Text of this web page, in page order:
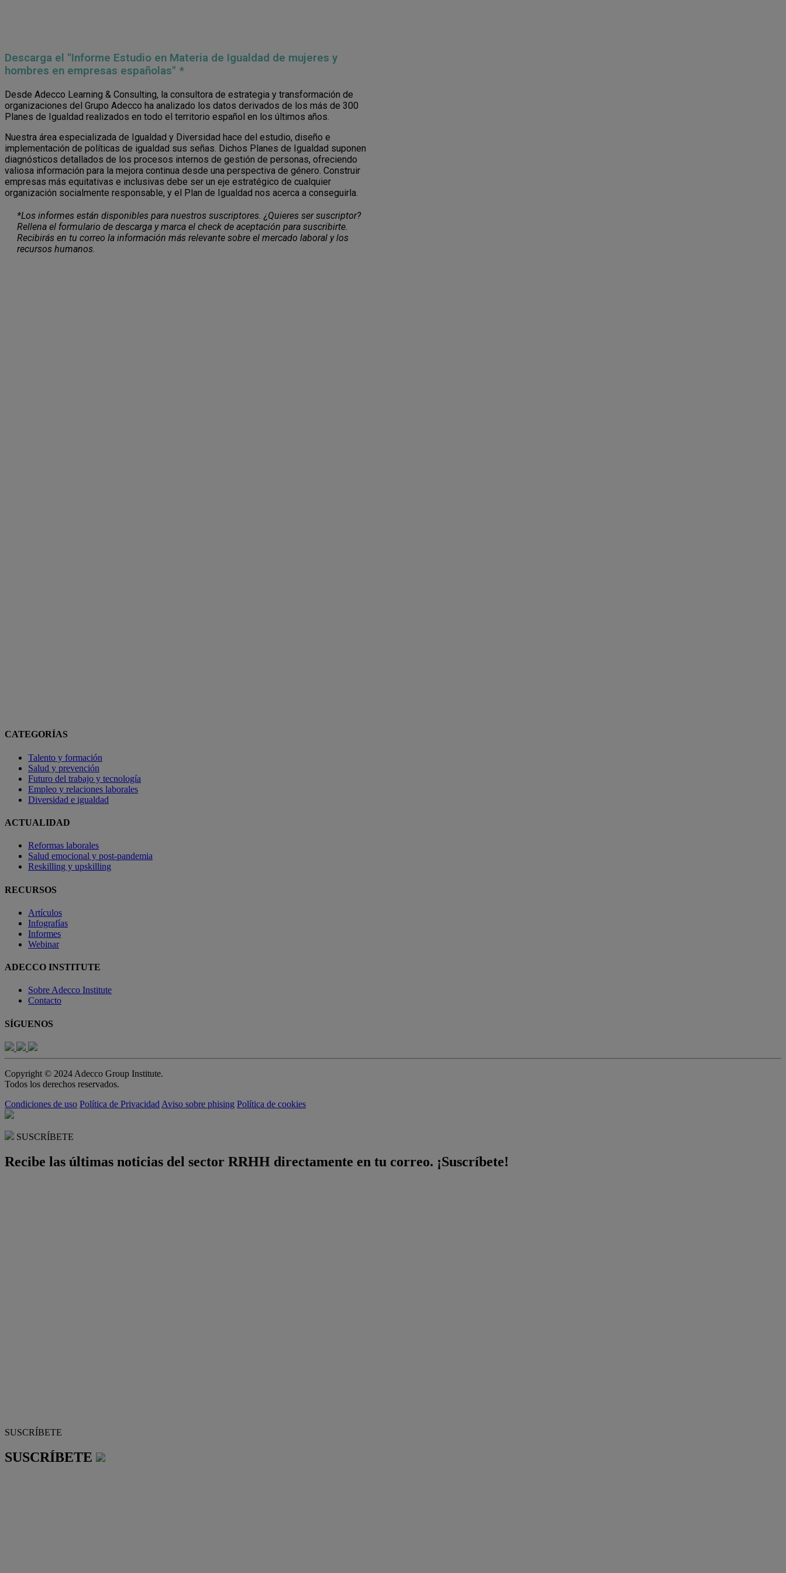
Descarga el "Informe Estudio en Materia de Igualdad de mujeres y
hombres en empresas españolas" *
Desde Adecco Learning & Consulting, la consultora de estrategia y transformación de
organizaciones del Grupo Adecco ha analizado los datos derivados de los más de 300
Planes de Igualdad realizados en todo el territorio español en los últimos años.
Nuestra área especializada de Igualdad y Diversidad hace del estudio, diseño e
implementación de políticas de igualdad sus señas. Dichos Planes de Igualdad suponen
diagnósticos detallados de los procesos internos de gestión de personas, ofreciendo
valiosa información para la mejora continua desde una perspectiva de género. Construir
empresas más equitativas e inclusivas debe ser un eje estratégico de cualquier
organización socialmente responsable, y el Plan de Igualdad nos acerca a conseguirla.
*Los informes están disponibles para nuestros suscriptores. ¿Quieres ser suscriptor?
Rellena el formulario de descarga y marca el check de aceptación para suscribirte.
Recibirás en tu correo la información más relevante sobre el mercado laboral y los
recursos humanos.
CATEGORÍAS
Talento y formación
Salud y prevención
Futuro del trabajo y tecnología
Empleo y relaciones laborales
Diversidad e igualdad
ACTUALIDAD
Reformas laborales
Salud emocional y post-pandemia
Reskilling y upskilling
RECURSOS
Artículos
Infografías
Informes
Webinar
ADECCO INSTITUTE
Sobre Adecco Institute
Contacto
SÍGUENOS
Copyright © 2024 Adecco Group Institute.
Todos los derechos reservados.
Condiciones de uso Política de Privacidad Aviso sobre phising Política de cookies
SUSCRÍBETE
Recibe las últimas noticias del sector RRHH directamente en tu correo. ¡Suscríbete!
SUSCRÍBETE
SUSCRÍBETE